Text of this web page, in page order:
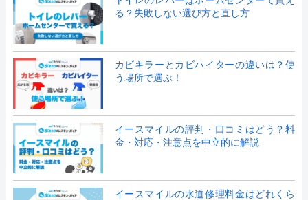
る？失敗しない選び方と直し方
カビキラーとカビハイターの違いは？使
う場所で選ぶ！
イースマイルの評判・口コミはどう？料
金・対応・注意点を中立的に解説
イースマイルの水道修理料金はどれくら